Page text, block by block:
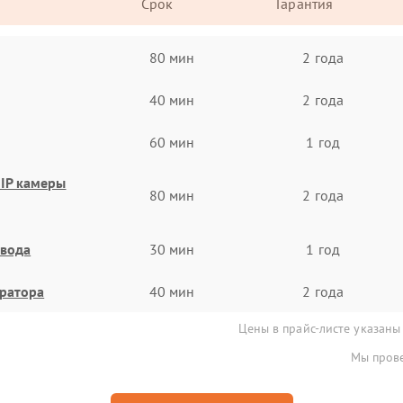
Срок Гарантия
80 мин 2 года
40 мин 2 года
60 мин 1 год
камеры
80 мин 2 года
30 мин 1 год
40 мин 2 года
Цены в прайс-листе
Мы